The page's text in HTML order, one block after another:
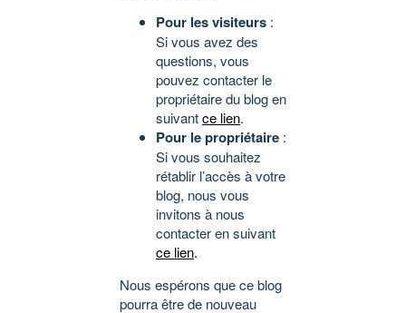
Pour les visiteurs :
Si vous avez des
questions, vous
pouvez contacter le
propriétaire du blog en
suivantce lien.
Pour le propriétaire :
Si vous souhaitez
rétablir l’accès à votre
blog, nous vous
invitons à nous
contacter en suivant
ce lien.
Nous espérons que ce blog
pourra être de nouveau